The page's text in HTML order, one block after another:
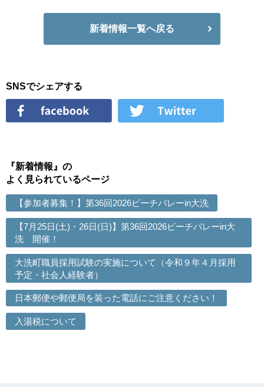
新着情報一覧へ戻る
SNSでシェアする
『新着情報』の
よく見られているページ
【参加者募集！】第36回2026ビーチバレーin大洗
【7月25日(土)・26日(日)】第36回2026ビーチバレーin大
洗 開催！
大洗町職員採用試験の実施について（令和９年４月採用
予定・社会人経験者）
日本郵便や郵便局を装った電話にご注意ください！
入湯税について